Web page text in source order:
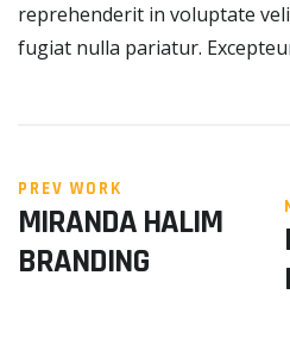
reprehenderit in voluptate
fugiat nulla pariatur.
PREV WORK
MIRANDA HALIM
BRANDING